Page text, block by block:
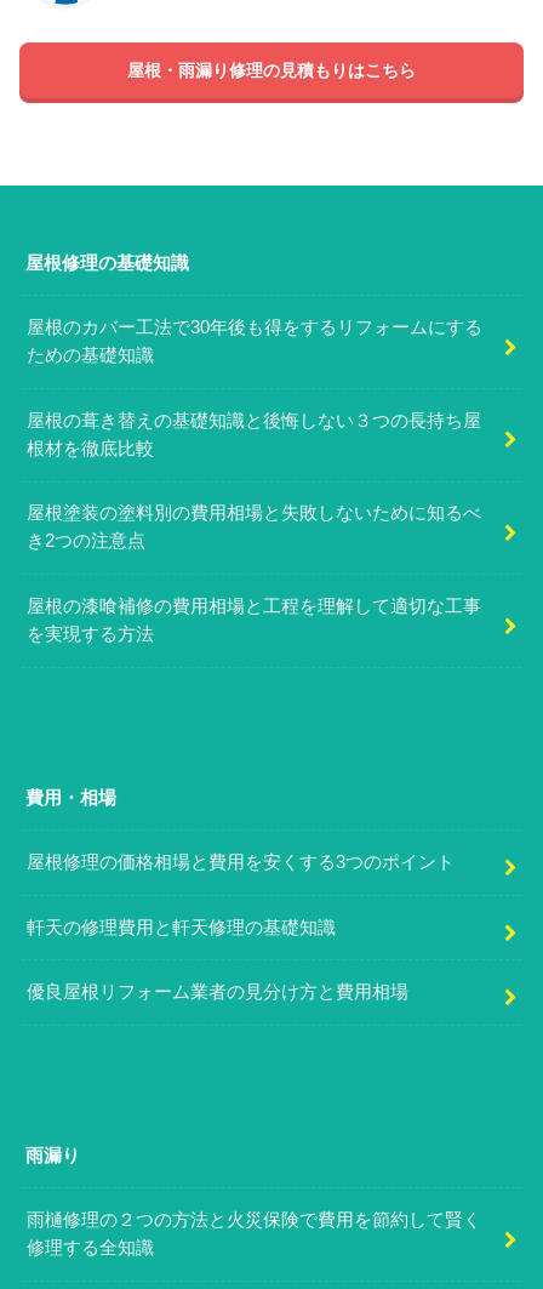
屋根・雨漏り修理の見積もりはこちら
屋根修理の基礎知識
屋根のカバー工法で30年後も得をするリフォームにする
ための基礎知識
屋根の葺き替えの基礎知識と後悔しない３つの長持ち屋
根材を徹底比較
屋根塗装の塗料別の費用相場と失敗しないために知るべ
き2つの注意点
屋根の漆喰補修の費用相場と工程を理解して適切な工事
を実現する方法
費用・相場
屋根修理の価格相場と費用を安くする3つのポイント
軒天の修理費用と軒天修理の基礎知識
優良屋根リフォーム業者の見分け方と費用相場
雨漏り
雨樋修理の２つの方法と火災保険で費用を節約して賢く
修理する全知識